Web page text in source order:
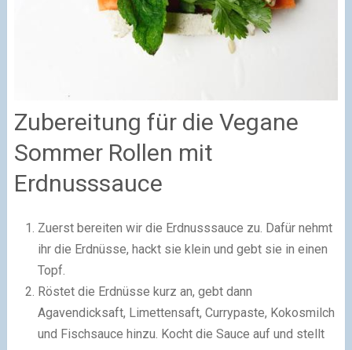
Zubereitung für die Vegane
Sommer Rollen mit
Erdnusssauce
Zuerst bereiten wir die Erdnusssauce zu. Dafür nehmt
ihr die Erdnüsse, hackt sie klein und gebt sie in einen
Topf.
Röstet die Erdnüsse kurz an, gebt dann
Agavendicksaft, Limettensaft, Currypaste, Kokosmilch
und Fischsauce hinzu. Kocht die Sauce auf und stellt